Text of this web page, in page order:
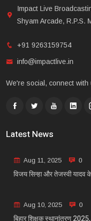
Impact Live
Shyam Arcade, R.P.S.
+91 9263159754
info@impactlive.in
We're social, connect with
Latest News
Aug 11, 2025 0
विजय सिन्हा और तेजस्वी यादव
Aug 10, 2025 0
बिहार शिक्षक स्थानांतरण